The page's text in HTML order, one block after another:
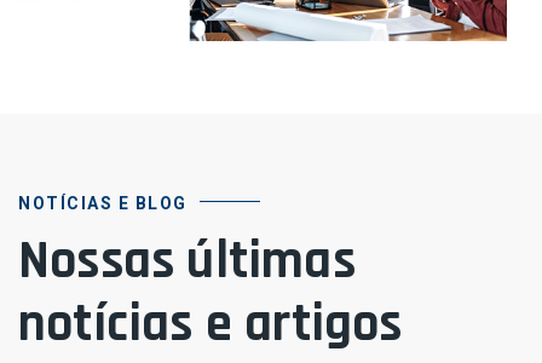
NOTÍCIAS E BLOG
Nossas últimas
notícias e artigos